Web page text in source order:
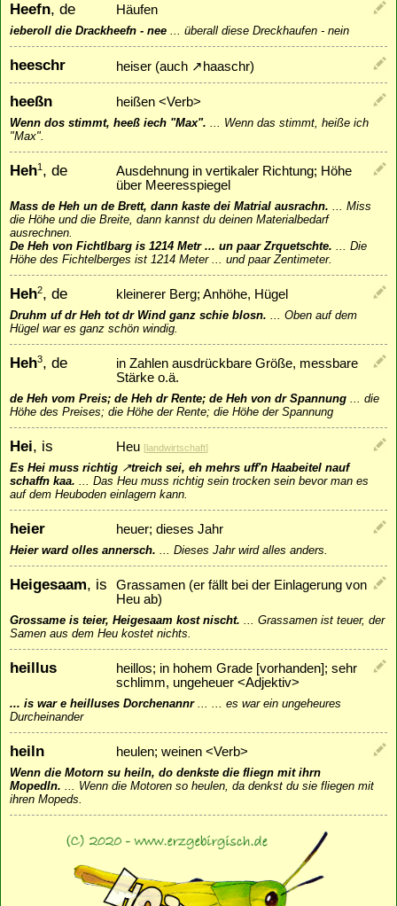
Heefn, de Häufen
ieberoll die Drackheefn - nee ... überall diese Dreckhaufen - nein
heeschr heiser (auch ↗ haaschr)
heeßn heißen <Verb>
Wenn dos stimmt, heeß iech "Max". ... Wenn das stimmt, heiße ich
"Max".
Heh1, de
Ausdehnung in vertikaler Richtung; Höhe
über Meeresspiegel
Mass de Heh un de Brett, dann kaste dei Matrial ausrachn. ... Miss
die Höhe und die Breite, dann kannst du deinen Materialbedarf
ausrechnen.
De Heh von Fichtlbarg is 1214 Metr ... un paar Zrquetschte. ... Die
Höhe des Fichtelberges ist 1214 Meter ... und paar Zentimeter.
Heh2, de kleinerer Berg; Anhöhe, Hügel
Druhm uf dr Heh tot dr Wind ganz schie blosn. ... Oben auf dem
Hügel war es ganz schön windig.
Heh3, de
in Zahlen ausdrückbare Größe, messbare
Stärke o.ä.
de Heh vom Preis; de Heh dr Rente; de Heh von dr Spannung ... die
Höhe des Preises; die Höhe der Rente; die Höhe der Spannung
Hei, is Heu [landwirtschaft]
Es Hei muss richtig ↗treich sei, eh mehrs uff'n Haabeitel nauf
schaffn kaa. ... Das Heu muss richtig sein trocken sein bevor man es
auf dem Heuboden einlagern kann.
heier heuer; dieses Jahr
Heier ward olles annersch. ... Dieses Jahr wird alles anders.
Heigesaam, is
Grassamen (er fällt bei der Einlagerung von
Heu ab)
Grossame is teier, Heigesaam kost nischt. ... Grassamen ist teuer, der
Samen aus dem Heu kostet nichts.
heillus
heillos; in hohem Grade [vorhanden]; sehr
schlimm, ungeheuer <Adjektiv>
... is war e heilluses Dorchenannr... ... es war ein ungeheures
Durcheinander
heiln heulen; weinen <Verb>
Wenn die Motorn su heiln, do denkste die fliegn mit ihrn
Mopedln. ... Wenn die Motoren so heulen, da denkst du sie fliegen mit
ihren Mopeds.